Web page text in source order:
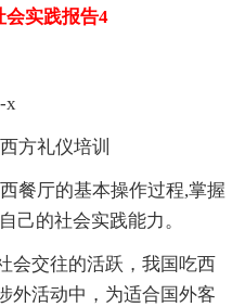
会实践报告4
x
方礼仪培训
厅的基本操作过程,掌握
己的社会实践能力。
交往的活跃，我国吃西
外活动中，为适合国外客